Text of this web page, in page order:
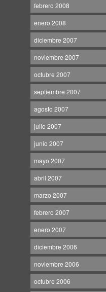
febrero 2008
enero 2008
diciembre 2007
noviembre 2007
octubre 2007
septiembre 2007
agosto 2007
julio 2007
junio 2007
mayo 2007
abril 2007
marzo 2007
febrero 2007
enero 2007
diciembre 2006
noviembre 2006
octubre 2006